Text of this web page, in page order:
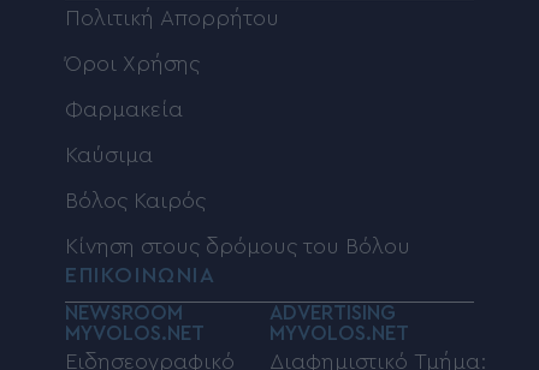
Πολιτική Απορρήτου
Όροι Χρήσης
Φαρμακεία
Καύσιμα
Βόλος Καιρός
Κίνηση στους δρόμους του Βόλου
ΕΠΙΚΟΙΝΩΝΙΑ
NEWSROOM
MYVOLOS.NET
Ειδησεογραφικό
ADVERTISING
MYVOLOS.NET
Διαφημιστικό Τμήμα: